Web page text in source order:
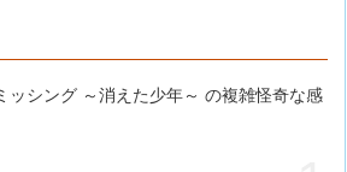
ッシング ～消えた少年～ の複雑怪奇な感